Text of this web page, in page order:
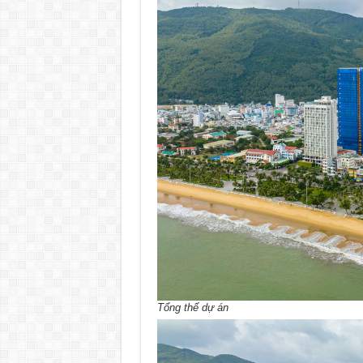
Tổng thể dự án